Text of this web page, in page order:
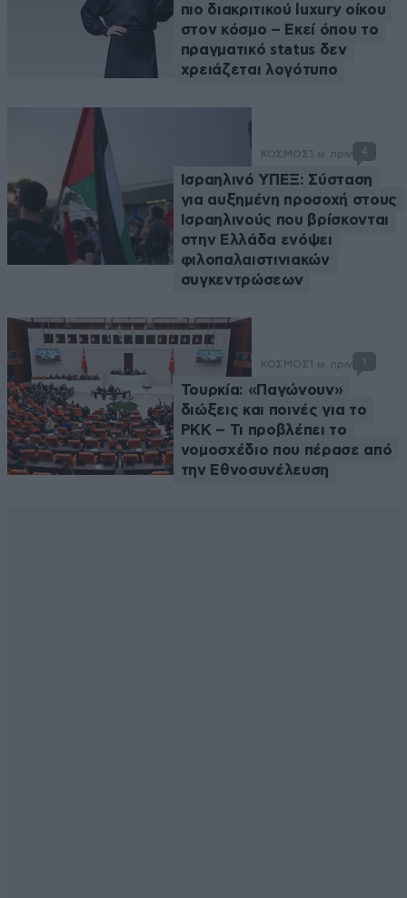
πιο διακριτικού luxury οίκου
στον κόσμο – Εκεί όπου το
πραγματικό status δεν
χρειάζεται λογότυπο
ΚΟΣΜΟΣ 1 ω. πριν 4
Ισραηλινό ΥΠΕΞ: Σύσταση
για αυξημένη προσοχή στους
Ισραηλινούς που βρίσκονται
στην Ελλάδα ενόψει
φιλοπαλαιστινιακών
συγκεντρώσεων
ΚΟΣΜΟΣ 1 ω. πριν 1
Τουρκία: «Παγώνουν»
διώξεις και ποινές για το
PKK – Τι προβλέπει το
νομοσχέδιο που πέρασε από
την Εθνοσυνέλευση